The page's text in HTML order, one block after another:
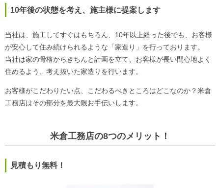
10年後の状態を考え、施主様に提案します
当社は、施工してすぐはもちろん、10年以上経った後でも、お客様
が安心して住み続けられるような「家造り」を行っております。
当社は家の骨格からきちんと計画を立て、お客様が長い間心地よく
住めるよう、考え抜いた家造りを行います。
お客様がこだわりたい点、こだわるべきところはどこなのか？米倉
工務店はその部分を最大限お手伝いします。
米倉工務店の8つのメリット！
見積もり無料！